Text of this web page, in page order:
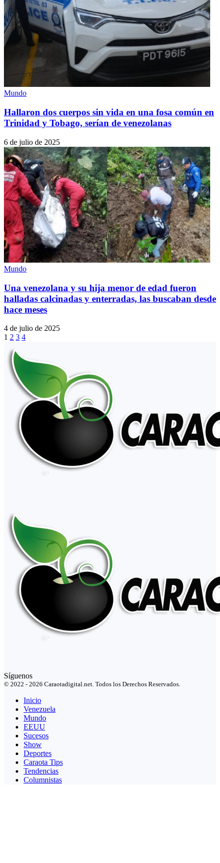
Mundo
Hallaron dos cuerpos sin vida en una fosa común en
Trinidad y Tobago, serían de venezolanas
6 de julio de 2025
Mundo
Una venezolana y su hija menor de edad fueron
halladas calcinadas y enterradas, las buscaban desde
hace meses
4 de julio de 2025
1 2 3 4
Síguenos
© 2022 - 2026 Caraotadigital.net. Todos los Derechos Reservados.
Inicio
Venezuela
Mundo
EEUU
Sucesos
Show
Deportes
Caraota Tips
Tendencias
Columnistas